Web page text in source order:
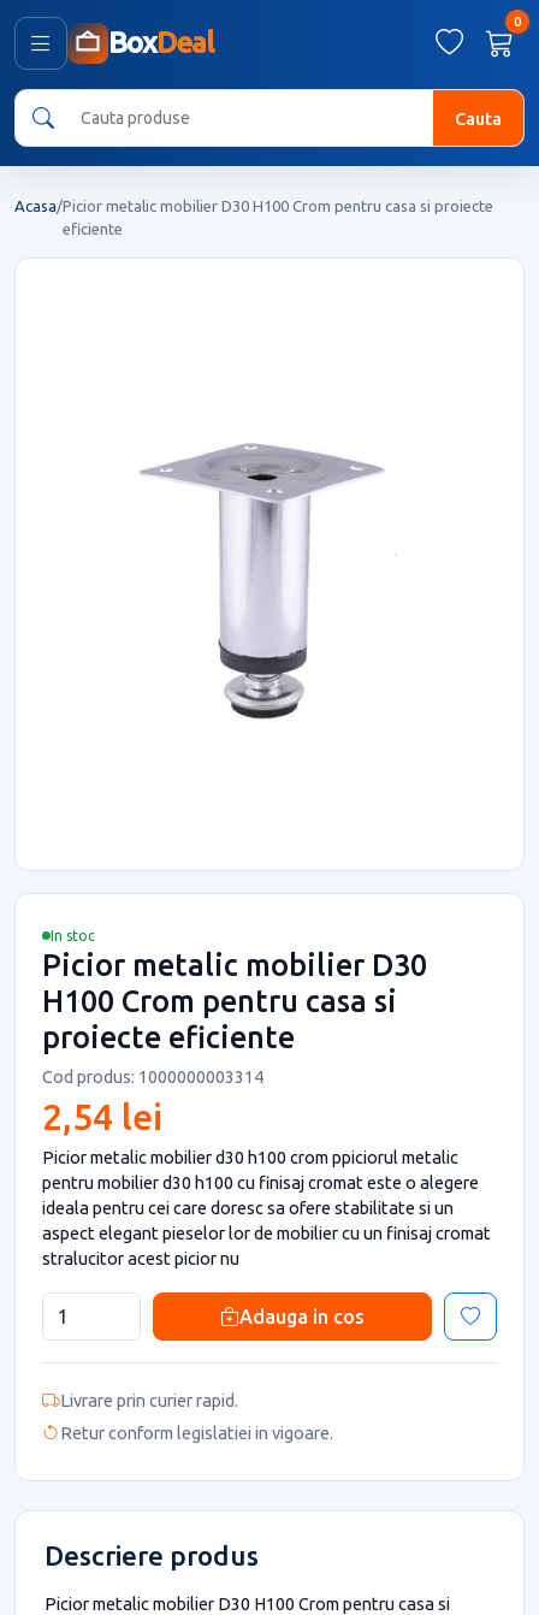
BoxDeal
0
Cauta
Acasa/Picior metalic mobilier D30 H100 Crom pentru casa si proiecte
eficiente
In stoc
Picior metalic mobilier D30
H100 Crom pentru casa si
proiecte eficiente
Cod produs: 1000000003314
2,54 lei
Picior metalic mobilier d30 h100 crom ppiciorul metalic
pentru mobilier d30 h100 cu finisaj cromat este o alegere
ideala pentru cei care doresc sa ofere stabilitate si un
aspect elegant pieselor lor de mobilier cu un finisaj cromat
stralucitor acest picior nu
Adauga in cos
Livrare prin curier rapid.
Retur conform legislatiei in vigoare.
Descriere produs
Picior metalic mobilier D30 H100 Crom pentru casa si